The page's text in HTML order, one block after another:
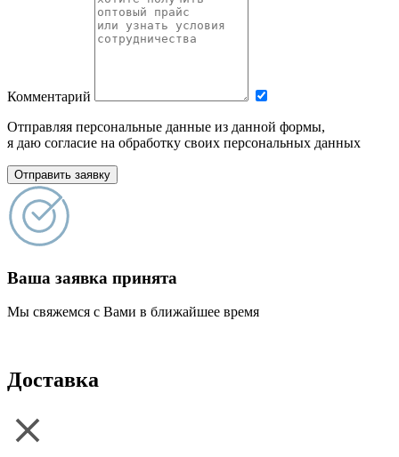
Комментарий
Отправляя персональные данные из данной формы,
я даю согласие на обработку своих персональных данных
Отправить заявку
Ваша заявка принята
Мы свяжемся с Вами в ближайшее время
Доставка